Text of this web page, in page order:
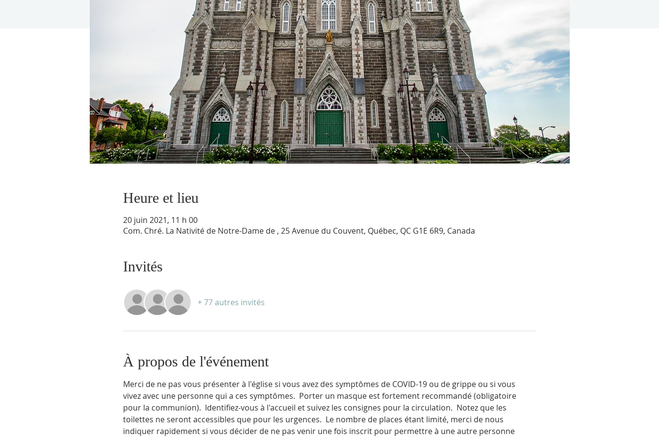
Heure et lieu
20 juin 2021, 11 h 00
Com. Chré. La Nativité de Notre-Dame de , 25 Avenue du Couvent, Québec, QC G1E 6R9, Canada
Invités
+ 77 autres invités
À propos de l'événement
Merci de ne pas vous présenter à l'église si vous avez des symptômes de COVID-19 ou de grippe ou si vous
vivez avec une personne qui a ces symptômes.  Porter un masque est fortement recommandé (obligatoire
pour la communion).  Identifiez-vous à l'accueil et suivez les consignes pour la circulation.  Notez que les
toilettes ne seront accessibles que pour les urgences.  Le nombre de places étant limité, merci de nous
indiquer rapidement si vous décider de ne pas venir une fois inscrit pour permettre à une autre personne